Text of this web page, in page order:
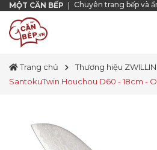
MỘT CĂN BẾP Chuyên trang bếp và
Trang chủ Thương hiệu
SantokuTwin Houchou D60 - 18cm -